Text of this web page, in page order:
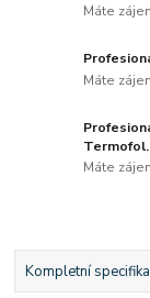
Máte
Máte
Termofol.
Máte
Kompletní